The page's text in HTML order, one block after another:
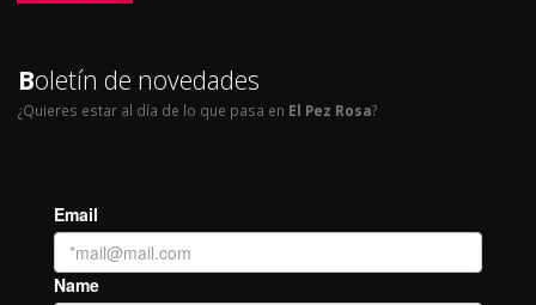
Boletín de novedades
¿Quieres estar al día de lo que pasa en El Pez Rosa?